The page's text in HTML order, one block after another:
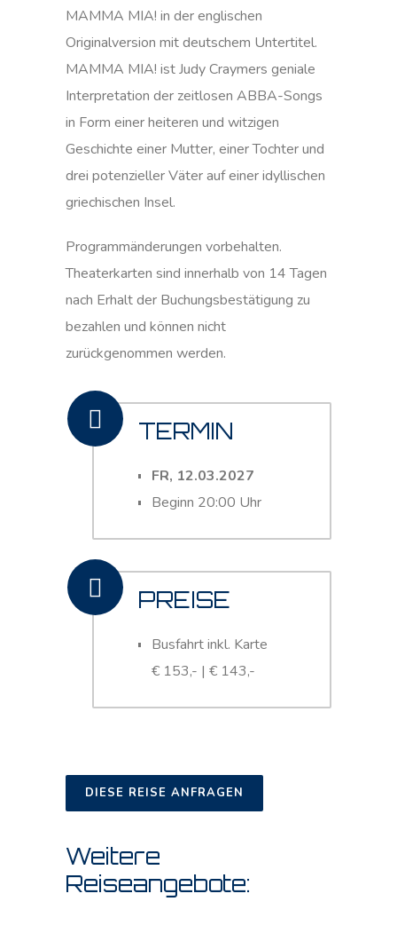
MAMMA MIA! in der englischen
Originalversion mit deutschem Untertitel.
MAMMA MIA! ist Judy Craymers geniale
Interpretation der zeitlosen ABBA-Songs
in Form einer heiteren und witzigen
Geschichte einer Mutter, einer Tochter und
drei potenzieller Väter auf einer idyllischen
griechischen Insel.
Programmänderungen vorbehalten.
Theaterkarten sind innerhalb von 14 Tagen
nach Erhalt der Buchungsbestätigung zu
bezahlen und können nicht
zurückgenommen werden.
TERMIN
FR, 12.03.2027
Beginn 20:00 Uhr
PREISE
Busfahrt inkl. Karte
€ 153,- | € 143,-
DIESE REISE ANFRAGEN
Weitere
Reiseangebote: